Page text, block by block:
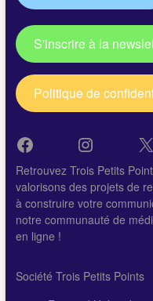
S'inscrire à la
Politique de
FacebookInstagram
X
Retrouvez Trois Petits
valorisons des projets de
à construire votre
notre communauté de
en ligne !
Société Trois Petits Points